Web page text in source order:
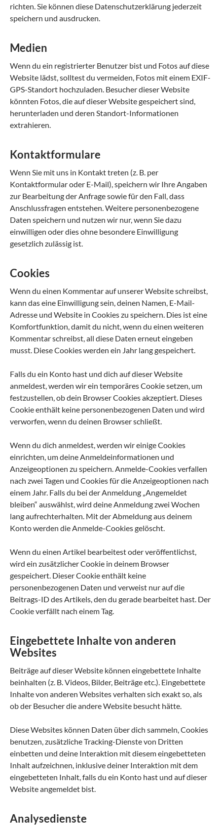
richten. Sie können diese Datenschutzerklärung jederzeit
speichern und ausdrucken.
Medien
Wenn du ein registrierter Benutzer bist und Fotos auf diese
Website lädst, solltest du vermeiden, Fotos mit einem EXIF-
GPS-Standort hochzuladen. Besucher dieser Website
könnten Fotos, die auf dieser Website gespeichert sind,
herunterladen und deren Standort-Informationen
extrahieren.
Kontaktformulare
Wenn Sie mit uns in Kontakt treten (z. B. per
Kontaktformular oder E-Mail), speichern wir Ihre Angaben
zur Bearbeitung der Anfrage sowie für den Fall, dass
Anschlussfragen entstehen. Weitere personenbezogene
Daten speichern und nutzen wir nur, wenn Sie dazu
einwilligen oder dies ohne besondere Einwilligung
gesetzlich zulässig ist.
Cookies
Wenn du einen Kommentar auf unserer Website schreibst,
kann das eine Einwilligung sein, deinen Namen, E-Mail-
Adresse und Website in Cookies zu speichern. Dies ist eine
Komfortfunktion, damit du nicht, wenn du einen weiteren
Kommentar schreibst, all diese Daten erneut eingeben
musst. Diese Cookies werden ein Jahr lang gespeichert.
Falls du ein Konto hast und dich auf dieser Website
anmeldest, werden wir ein temporäres Cookie setzen, um
festzustellen, ob dein Browser Cookies akzeptiert. Dieses
Cookie enthält keine personenbezogenen Daten und wird
verworfen, wenn du deinen Browser schließt.
Wenn du dich anmeldest, werden wir einige Cookies
einrichten, um deine Anmeldeinformationen und
Anzeigeoptionen zu speichern. Anmelde-Cookies verfallen
nach zwei Tagen und Cookies für die Anzeigeoptionen nach
einem Jahr. Falls du bei der Anmeldung „Angemeldet
bleiben“ auswählst, wird deine Anmeldung zwei Wochen
lang aufrechterhalten. Mit der Abmeldung aus deinem
Konto werden die Anmelde-Cookies gelöscht.
Wenn du einen Artikel bearbeitest oder veröffentlichst,
wird ein zusätzlicher Cookie in deinem Browser
gespeichert. Dieser Cookie enthält keine
personenbezogenen Daten und verweist nur auf die
Beitrags-ID des Artikels, den du gerade bearbeitet hast. Der
Cookie verfällt nach einem Tag.
Eingebettete Inhalte von anderen
Websites
Beiträge auf dieser Website können eingebettete Inhalte
beinhalten (z. B. Videos, Bilder, Beiträge etc.). Eingebettete
Inhalte von anderen Websites verhalten sich exakt so, als
ob der Besucher die andere Website besucht hätte.
Diese Websites können Daten über dich sammeln, Cookies
benutzen, zusätzliche Tracking-Dienste von Dritten
einbetten und deine Interaktion mit diesem eingebetteten
Inhalt aufzeichnen, inklusive deiner Interaktion mit dem
eingebetteten Inhalt, falls du ein Konto hast und auf dieser
Website angemeldet bist.
Analysedienste